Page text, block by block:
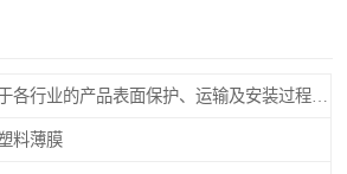
料薄膜